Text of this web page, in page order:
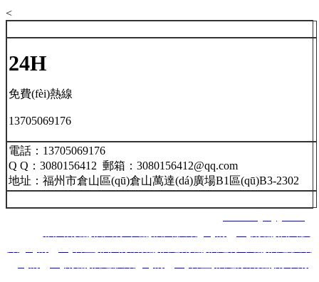
<
24H
免費(fèi)熱線
13705069176
電話：13705069176
Q Q：3080156412 郵箱：3080156412@qq.com
地址：福州市倉山區(qū)倉山萬達(dá)廣場B1區(qū)B3-2302